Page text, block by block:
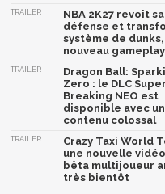
TRAILER
NBA 2K27 revoit sa
défense et
système de dunks,
nouveau gameplay
TRAILER
Dragon Ball:
Zero : le DLC
Breaking NEO est
disponible avec un
contenu colossal
TRAILER
Crazy Taxi World
une nouvelle
bêta multijoueur
très bientôt